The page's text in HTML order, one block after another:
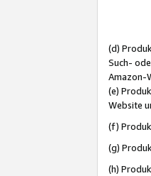
(d)
Such-
Amazon-
(e)
Website
(f)
(g)
(h)